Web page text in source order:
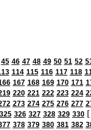
45 46 47 48 49 50 51 52
114 115 116 117 118
167 168 169 170 171
220 221 222 223 224
273 274 275 276 277
325 326 327 328 329 330[
378 379 380 381 382